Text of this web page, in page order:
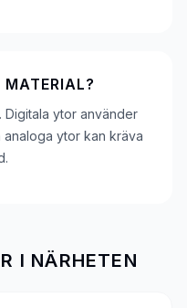
MATERIAL?
ytor använder
ytor kan kräva
I NÄRHETEN